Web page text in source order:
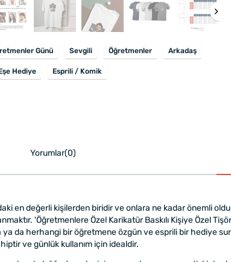
Günü Sevgili Öğretmenler Arkadaş
Hediye Esprili / Komik
Yorumlar(0)
en değerli kişilerden biridir ve onlara ne kadar önemli
'Öğretmenlere Özel Karikatür Baskılı Kişiye Özel
ya da herhangi bir öğretmene özgün ve esprili bir hediye
ve günlük kullanım için idealdir.